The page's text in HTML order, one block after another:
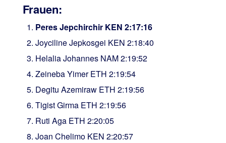
Frauen:
Peres Jepchirchir KEN 2:17:16
Joyciline Jepkosgei KEN 2:18:40
Helalia Johannes NAM 2:19:52
Zeineba Yimer ETH 2:19:54
Degitu Azemiraw ETH 2:19:56
Tigist Girma ETH 2:19:56
Ruti Aga ETH 2:20:05
Joan Chelimo KEN 2:20:57